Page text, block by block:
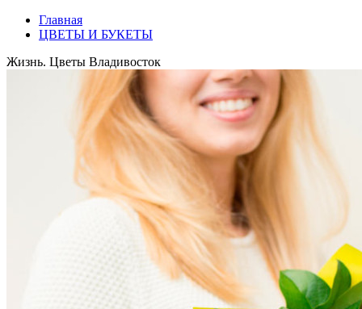
Главная
ЦВЕТЫ И БУКЕТЫ
Жизнь. Цветы Владивосток